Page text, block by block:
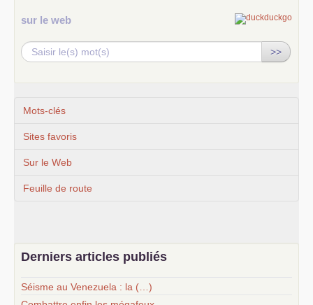
sur le web
>>
Mots-clés
Sites favoris
Sur le Web
Feuille de route
Derniers articles publiés
Séisme au Venezuela : la (…)